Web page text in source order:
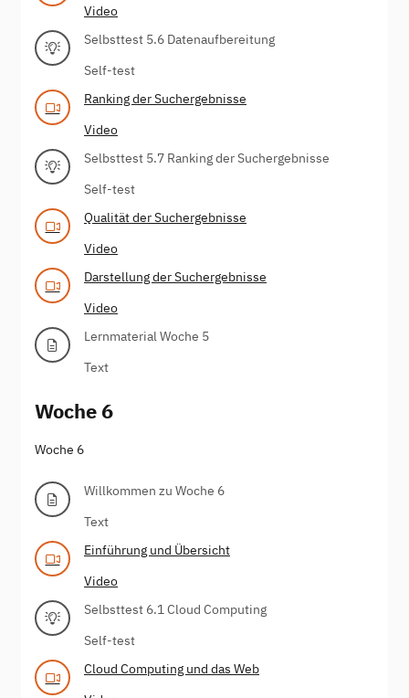
Video
Selbsttest 5.6 Datenaufbereitung
Self-test
Ranking der Suchergebnisse
Video
Selbsttest 5.7 Ranking der Suchergebnisse
Self-test
Qualität der Suchergebnisse
Video
Darstellung der Suchergebnisse
Video
Lernmaterial Woche 5
Text
Woche 6
Woche 6
Willkommen zu Woche 6
Text
Einführung und Übersicht
Video
Selbsttest 6.1 Cloud Computing
Self-test
Cloud Computing und das Web